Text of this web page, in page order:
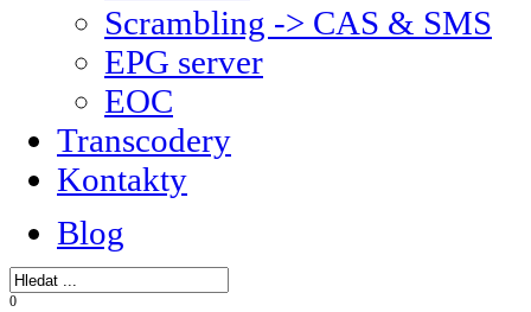
Scrambling -> CAS & SMS
EPG server
EOC
Transcodery
Kontakty
Blog
0